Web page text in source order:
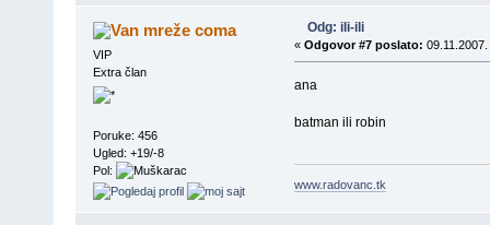
coma
VIP
Extra član
Poruke: 456
Ugled: +19/-8
Pol:
Odg: ili-ili
« Odgovor #7 poslato:
ana
batman ili robin
www.radovanc.tk